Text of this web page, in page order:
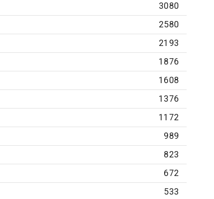
3080
2580
2193
1876
1608
1376
1172
989
823
672
533